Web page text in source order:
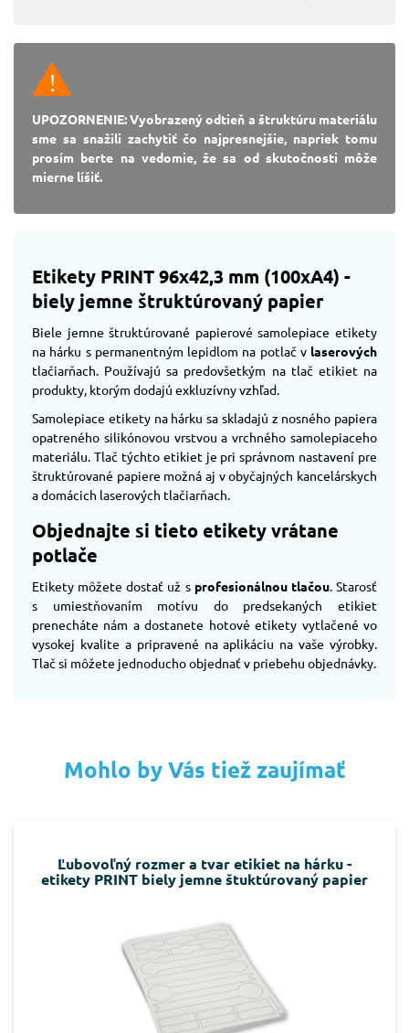
UPOZORNENIE: Vyobrazený odtieň a štruktúru materiálu
sme sa snažili zachytiť čo najpresnejšie, napriek tomu
prosím berte na vedomie, že sa od skutočnosti môže
mierne líšiť.
Etikety PRINT 96x42,3 mm (100xA4) -
biely jemne štruktúrovaný papier
Biele jemne štruktúrované papierové samolepiace etikety
na hárku s permanentným lepidlom na potlač v laserových
tlačiarňach. Používajú sa predovšetkým na tlač etikiet na
produkty, ktorým dodajú exkluzívny vzhľad.
Samolepiace etikety na hárku sa skladajú z nosného papiera
opatreného silikónovou vrstvou a vrchného samolepiaceho
materiálu. Tlač týchto etikiet je pri správnom nastavení pre
štruktúrované papiere možná aj v obyčajných kancelárskych
a domácich laserových tlačiarňach.
Objednajte si tieto etikety vrátane
potlače
Etikety môžete dostať už s profesionálnou tlačou. Starosť
s umiestňovaním motívu do predsekaných etikiet
prenecháte nám a dostanete hotové etikety vytlačené vo
vysokej kvalite a pripravené na aplikáciu na vaše výrobky.
Tlač si môžete jednoducho objednať v priebehu objednávky.
Mohlo by Vás tiež zaujímať
Ľubovoľný rozmer a tvar etikiet na hárku -
etikety PRINT biely jemne štuktúrovaný papier